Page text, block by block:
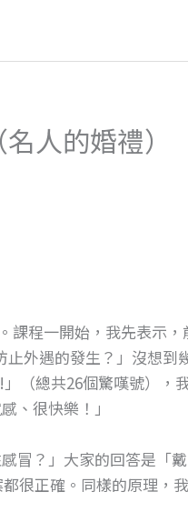
人的婚禮）
課程一開始，我先表示
外遇的發生？」沒想到
總共26個驚嘆號），
、很快樂！」
冒？」大家的回答是「
很正確。同樣的原理，